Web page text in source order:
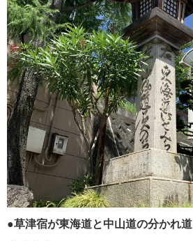
●草津宿が東海道と中山道の分かれ道